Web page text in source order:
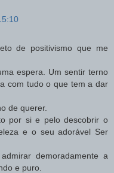
de positivismo que me
espera. Um sentir terno
com tudo o que tem a dar
de querer.
por si e pelo descobrir o
e o seu adorável Ser
demoradamente a
e puro.